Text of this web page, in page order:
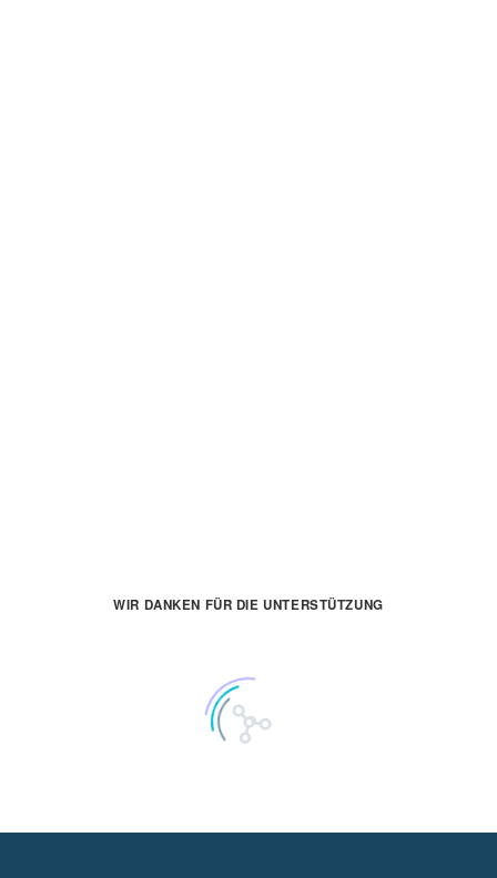
WIR DANKEN FÜR DIE UNTERSTÜTZUNG